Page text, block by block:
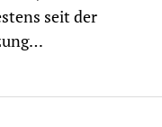
seit der